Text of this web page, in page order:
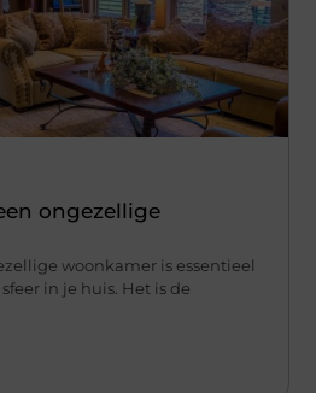
ongezellige
woonkamer is essentieel
in je huis. Het is de